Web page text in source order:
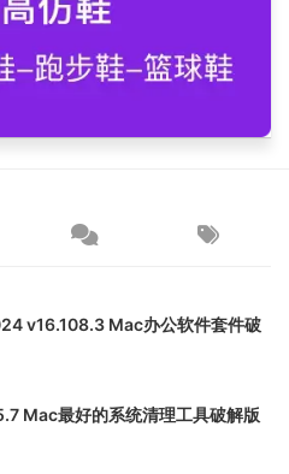
v16.108.3 Mac办公软件套件破
Mac最好的系统清理工具破解版